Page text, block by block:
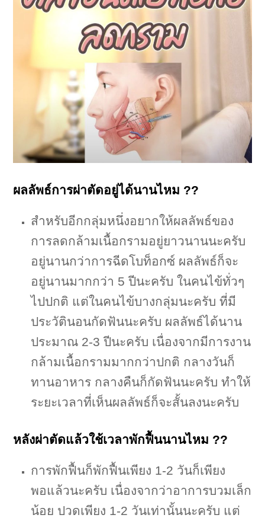
ผลลัพธ์การผ่าตัดอยู่ได้นานไหม ??
สำหรับอีกกลุ่มหนึ่งอยากให้ผลลัพธ์ของ
การลดกล้ามเนื้อกรามอยู่ยาวนานนะครับ
อยู่นานกว่าการฉีดโบท็อกซ์ ผลลัพธ์ก็จะ
อยู่นานมากกว่า 5 ปีนะครับ ในคนไข้ทั่วๆ
ไปปกติ แต่ในคนไข้บางกลุ่มนะครับ ที่มี
ประวัตินอนกัดฟันนะครับ ผลลัพธ์ได้นาน
ประมาณ 2-3 ปีนะครับ เนื่องจากมีการงาน
กล้ามเนื้อกรามมากกว่าปกติ กลางวันก็
ทานอาหาร กลางคืนก็กัดฟันนะครับ ทำให้
ระยะเวลาที่เห็นผลลัพธ์ก็จะสั้นลงนะครับ
หลังผ่าตัดแล้วใช้เวลาพักฟื้นนานไหม ??
การพักฟื้นก็พักฟื้นเพียง 1-2 วันก็เพียง
พอแล้วนะครับ เนื่องจากว่าอาการบวมเล็ก
น้อย ปวดเพียง 1-2 วันเท่านั้นนะครับ แต่